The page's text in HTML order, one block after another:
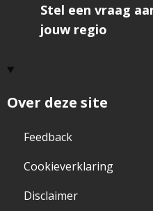
Over deze site
Feedback
Cookieverklaring
Disclaimer
Stel een vraag
jouw regio